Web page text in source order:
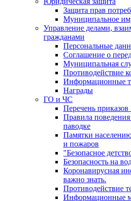
Защита прав
Муниципальное
Управление делами,
гражданами
Персональные
Соглашение о
Муниципальная
Противодействие
Информационные
Награды
ГО и ЧС
Перечень
Правила
паводке
Памятки
и пожаров
"Безопасное
Безопасность на
Коронавирусная
важно знать.
Противодействие
Информационные